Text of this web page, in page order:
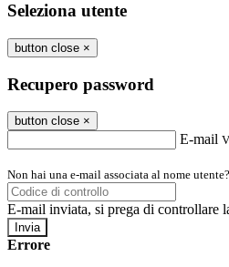
Seleziona utente
button close ×
Recupero password
button close ×
E-mail
Non hai una e-mail associata al nome
E-mail inviata, si prega di controllare
Errore